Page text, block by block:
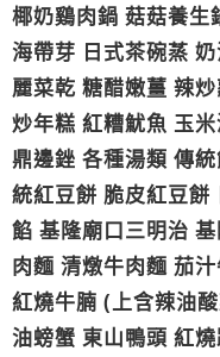
椰奶鷄肉鍋 菇菇養生
海帶芽 日式茶碗蒸
麗菜乾 糖醋嫩薑 辣
炒年糕 紅糟魷魚 玉
鼎邊銼 各種湯類 傳
統紅豆餅 脆皮紅豆餅
餡 基隆廟口三明治
肉麵 清燉牛肉麵 茄
紅燒牛腩 (上含辣油
油螃蟹 東山鴨頭 紅